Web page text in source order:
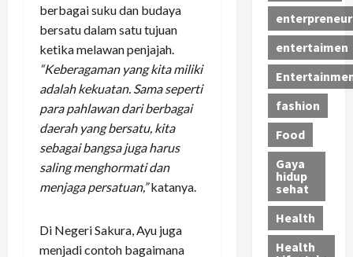
berbagai suku dan budaya
bersatu dalam satu tujuan
ketika melawan penjajah.
“Keberagaman yang kita miliki
adalah kekuatan. Sama seperti
para pahlawan dari berbagai
daerah yang bersatu, kita
sebagai bangsa juga harus
saling menghormati dan
menjaga persatuan,”katanya.
Di Negeri Sakura, Ayu juga
menjadi contoh bagaimana
enterpreneur
entertaimen
fashion
Food
Gaya
hidup
sehat
Health
Health